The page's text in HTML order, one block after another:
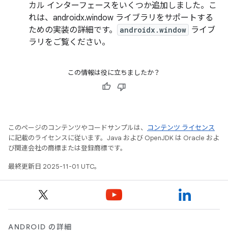
カル インターフェースをいくつか追加しました。こ
れは、androidx.window ライブラリをサポートする
ための実装の詳細です。
androidx.window ライブ
ラリをご覧ください。
この情報は役に立ちましたか？
このページのコンテンツやコードサンプルは、
コンテンツ ライセンス
に記載のライセンスに従います。Java および OpenJDK は Oracle およ
び関連会社の商標または登録商標です。
最終更新日 2025-11-01 UTC。
ANDROID の詳細